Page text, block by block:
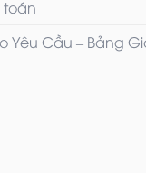
toán
Yêu Cầu – Bảng